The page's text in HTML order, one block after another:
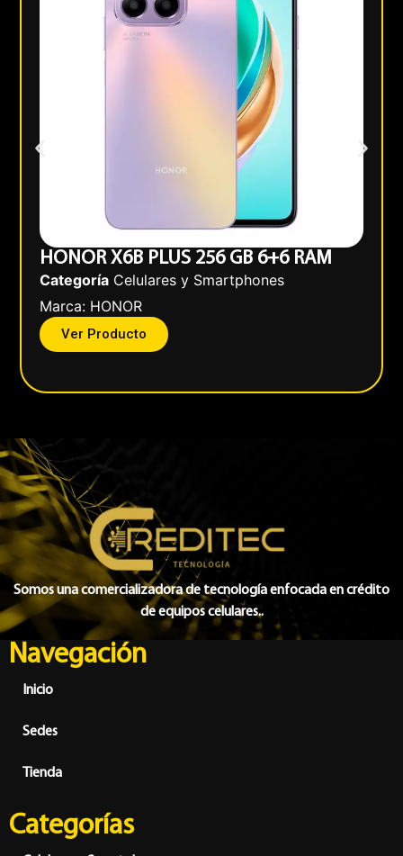
HONOR X6B PLUS 256 GB 6+6 RAM
Categoría Celulares y Smartphones
Marca: HONOR
Ver Producto
Somos una comercializadora de tecnología enfocada en crédito
de equipos celulares..
Navegación
Inicio
Sedes
Tienda
Categorías